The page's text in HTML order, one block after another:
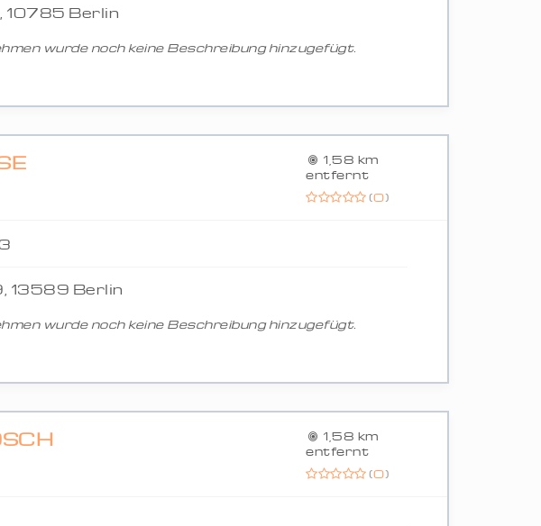
10785 Berlin
wurde noch keine Beschreibung hinzugefügt.
1,58 km
entfernt
(0)
13589 Berlin
wurde noch keine Beschreibung hinzugefügt.
1,58 km
entfernt
(0)